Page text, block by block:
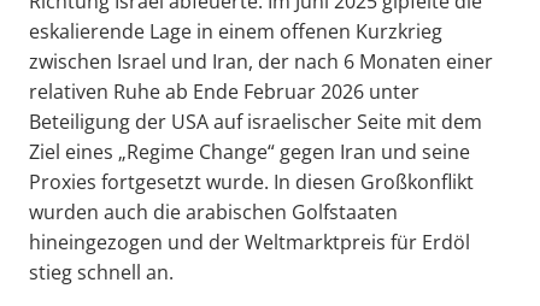
eskalierende Lage in einem offenen Kurzkrieg
zwischen Israel und Iran, der nach 6 Monaten einer
relativen Ruhe ab Ende Februar 2026 unter
Beteiligung der USA auf israelischer Seite mit dem
Ziel eines „Regime Change“ gegen Iran und seine
Proxies fortgesetzt wurde. In diesen Großkonflikt
wurden auch die arabischen Golfstaaten
hineingezogen und der Weltmarktpreis für Erdöl
stieg schnell an.